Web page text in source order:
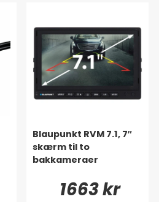
Blaupunkt RVM 7.1, 7″
skærm til to
bakkameraer
1663 kr